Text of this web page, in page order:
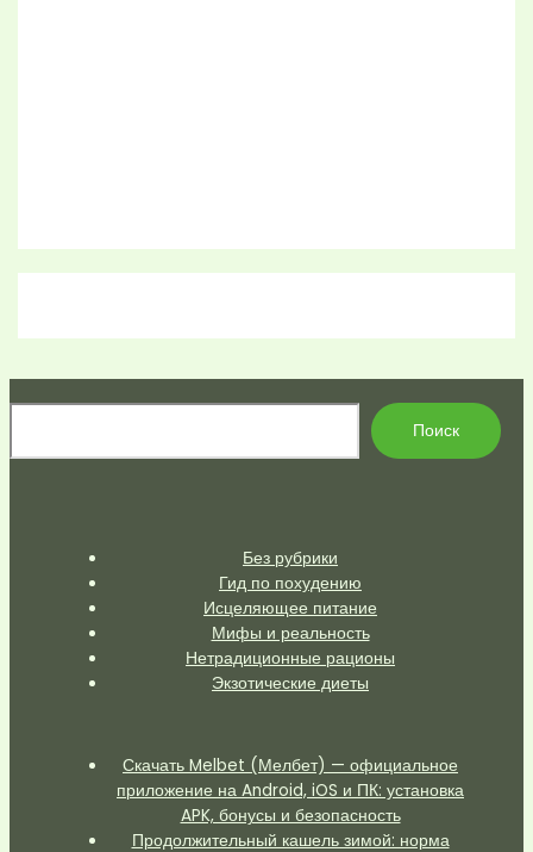
Поиск
Без рубрики
Гид по похудению
Исцеляющее питание
Мифы и реальность
Нетрадиционные рационы
Экзотические диеты
Скачать Melbet (Мелбет) — официальное
приложение на Android, iOS и ПК: установка
APK, бонусы и безопасность
Продолжительный кашель зимой: норма